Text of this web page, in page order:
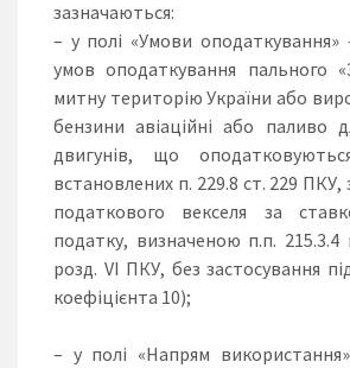
зазначаються:
– у полі «Умови
умов оподаткування пального
митну територію України або
бензини авіаційні або паливо
двигунів, що
встановлених п. 229.8 ст. 229
податкового векселя за
податку, визначеною п.п. 215.3.4
розд. VI ПКУ, без застосування
коефіцієнта 10);
– у полі «Напрям